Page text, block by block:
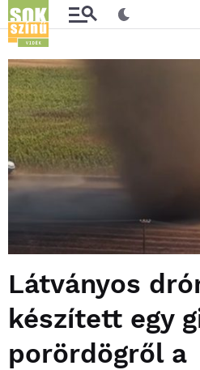
Látványos
készített egy
porördögről a